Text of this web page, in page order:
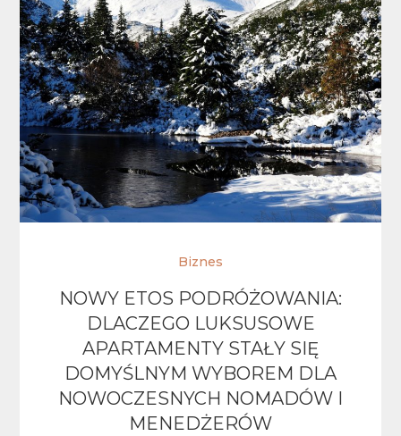
Biznes
NOWY ETOS PODRÓŻOWANIA:
DLACZEGO LUKSUSOWE
APARTAMENTY STAŁY SIĘ
DOMYŚLNYM WYBOREM DLA
NOWOCZESNYCH NOMADÓW I
MENEDŻERÓW